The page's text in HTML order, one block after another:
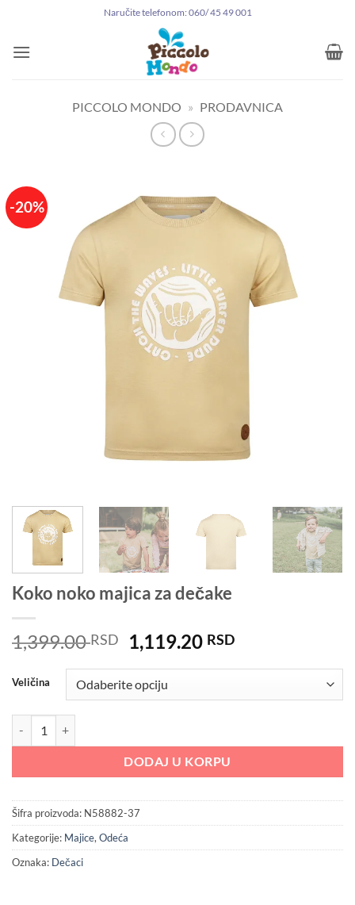
sadržaj
Naručite telefonom: 060/ 45 49 001
PICCOLO MONDO » PRODAVNICA
-20%
Koko noko majica za dečake
1,399.00RSD
Originalna
cena
je
bila:
1,119.20 RSDTrenutna
1,119.20 RSD.
Veličina
DODAJ U KORPU
Šifra proizvoda: N58882-37
Kategorije: Majice, Odeća
Oznaka: Dečaci